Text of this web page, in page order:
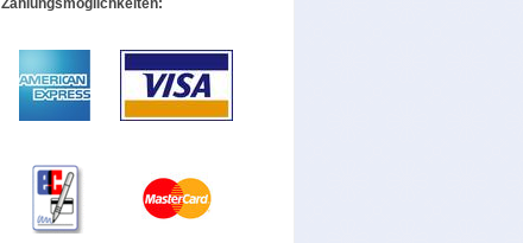
Zahlungsmöglichkeiten: